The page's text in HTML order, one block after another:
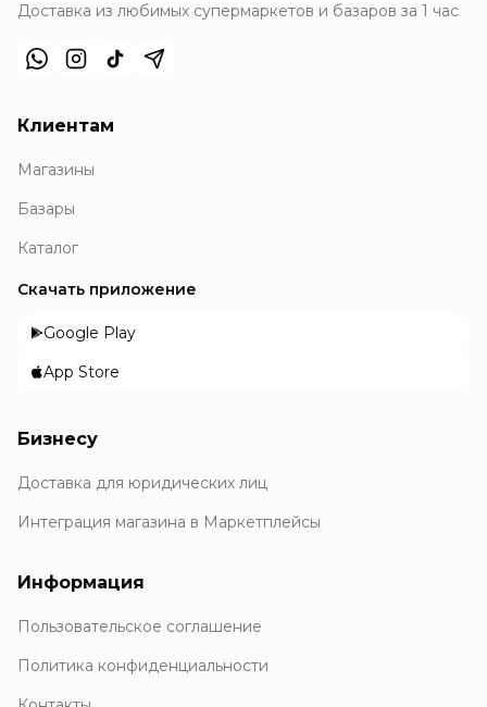
Доставка из любимых супермаркетов и базаров за 1 час
Клиентам
Магазины
Базары
Каталог
Скачать приложение
Google Play
App Store
Бизнесу
Доставка для юридических лиц
Интеграция магазина в Маркетплейсы
Информация
Пользовательское соглашение
Политика конфиденциальности